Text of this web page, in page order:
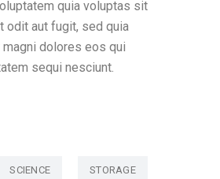
quia voluptas sit
odit aut fugit, sed quia
magni dolores eos qui
sequi nesciunt.
SCIENCE STORAGE